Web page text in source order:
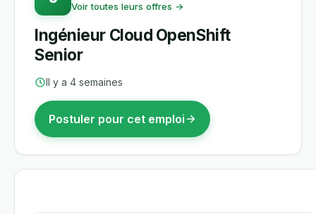
Voir toutes leurs offres →
Ingénieur Cloud OpenShift
Senior
Il y a 4 semaines
Postuler pour cet emploi